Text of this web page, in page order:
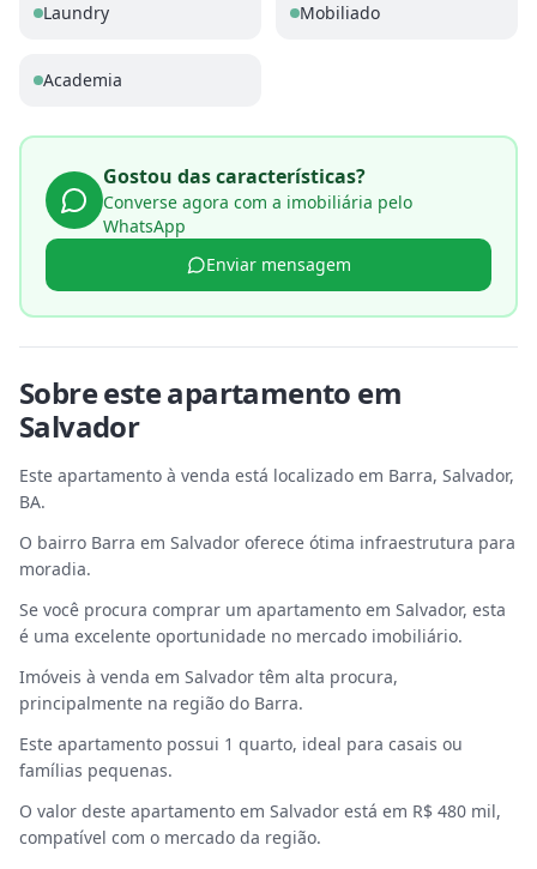
Laundry Mobiliado
Academia
Gostou das características?
Converse agora com a imobiliária pelo
WhatsApp
Enviar mensagem
Sobre esteapartamento em
Salvador
Este apartamento à venda está localizado em Barra, Salvador,
BA.
O bairro Barra em Salvador oferece ótima infraestrutura para
moradia.
Se você procura comprar um apartamento em Salvador, esta
é uma excelente oportunidade no mercado imobiliário.
Imóveis à venda em Salvador têm alta procura,
principalmente na região do Barra.
Este apartamento possui 1 quarto, ideal para casais ou
famílias pequenas.
O valor deste apartamento em Salvador está em R$ 480 mil,
compatível com o mercado da região.